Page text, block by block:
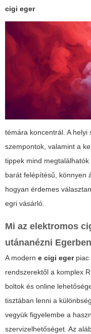
cigi eger
témára koncentrál. A
szempontok, valamint a
tippek mind
barát felépítésű, könnyen
hogyan érdemes
egri vásárló.
Mi az elektromos
utánanézni
A modern e cigi egerpiac
rendszerektől a komplex
boltok és online
tisztában lenni a
vegyük figyelembe a
szervizelhetőséget. Az